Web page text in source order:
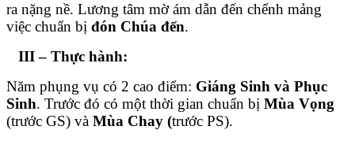
ra nặng nề. Lương tâm mờ ám dẫn đến chểnh mảng
việc chuẩn bị đón Chúa đến.
III – Thực hành:
Năm phụng vụ có 2 cao điểm: Giáng Sinh và Phục
Sinh. Trước đó có một thời gian chuẩn bị Mùa Vọng
(trước GS) và Mùa Chay (trước PS).